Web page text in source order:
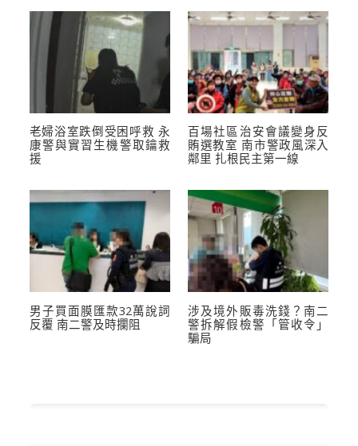
老婦浴室跌倒受困呼救 永
康警與實習生機警取鑰救
援
百場社區治安會議變身反
賄選教室 南市警政風深入
鄰里 扎根民主第一線
男子買面膜匯款32萬說詞
反覆 南二警及時攔阻
涉及境外販毒洗錢？南二
警拆解假檢警「管收令」
騙局